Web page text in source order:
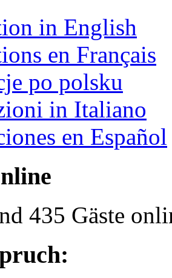
in English
en Français
po polsku
in Italiano
en Español
435 Gäste